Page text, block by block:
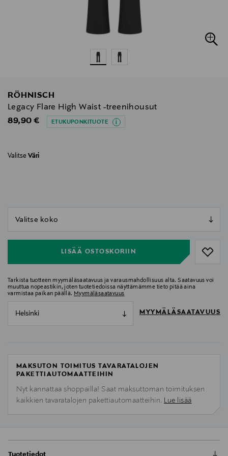
RÖHNISCH
Legacy Flare High Waist -treenihousut
Original Price
89,90 € ETUKUPONKITUOTE
Valitse Väri
LISÄÄ OSTOSKORIIN
Tarkista tuotteen myymäläsaatavuus ja varausmahdollisuus alta. Saatavuus voi
muuttua nopeastikin, joten tuotetiedoissa näyttämämme tieto pitää aina
varmistaa paikan päällä. Myymäläsaatavuus
Helsinki MYYMÄLÄSAATAVUUS
MAKSUTON TOIMITUS TAVARATALOJEN
PAKETTIAUTOMAATTEIHIN
Nyt kannattaa shoppailla! Saat maksuttoman toimituksen
kaikkien tavaratalojen pakettiautomaatteihin. Lue lisää